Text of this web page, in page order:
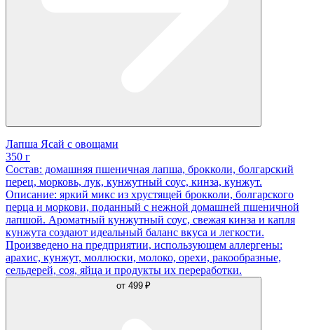
Лапша Ясай с овощами
350 г
Состав: домашняя пшеничная лапша, брокколи, болгарский
перец, морковь, лук, кунжутный соус, кинза, кунжут.
Описание: яркий микс из хрустящей брокколи, болгарского
перца и моркови, поданный с нежной домашней пшеничной
лапшой. Ароматный кунжутный соус, свежая кинза и капля
кунжута создают идеальный баланс вкуса и легкости.
Произведено на предприятии, использующем аллергены:
арахис, кунжут, моллюски, молоко, орехи, ракообразные,
сельдерей, соя, яйца и продукты их переработки.
от 499 ₽